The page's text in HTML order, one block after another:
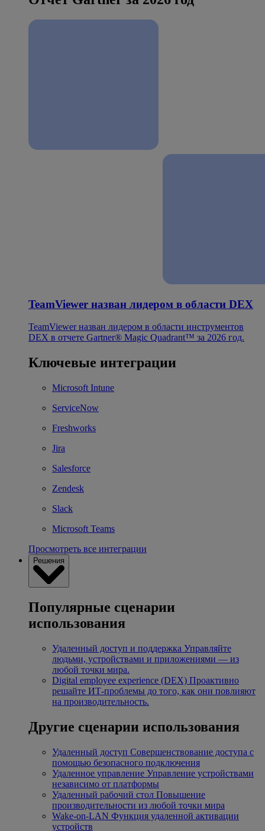
TeamViewer назван лидером в области DEX
TeamViewer назван лидером в области инструментов
DEX в отчете Gartner® Magic Quadrant™ за 2026 год.
Ключевые интеграции
Microsoft Intune
ServiceNow
Freshworks
Jira
Salesforce
Zendesk
Slack
Microsoft Teams
Просмотреть все интеграции
Решения
Популярные сценарии
использования
Удаленный доступ и поддержка Управляйте
людьми, устройствами и приложениями — из
любой точки мира.
Digital employee experience (DEX) Проактивно
решайте ИТ-проблемы до того, как они повлияют
на производительность.
Другие сценарии использования
Удаленный доступ Совершенствование доступа с
помощью безопасного подключения
Удаленное управление Управление устройствами
независимо от платформы
Удаленный рабочий стол Повышение
производительности из любой точки мира
Wake-on-LAN Функция удаленной активации
устройств